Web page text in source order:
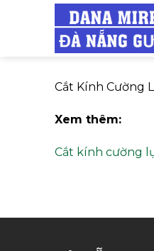
Cắt Kính Cường
Xem thêm:
Cắt kính cường